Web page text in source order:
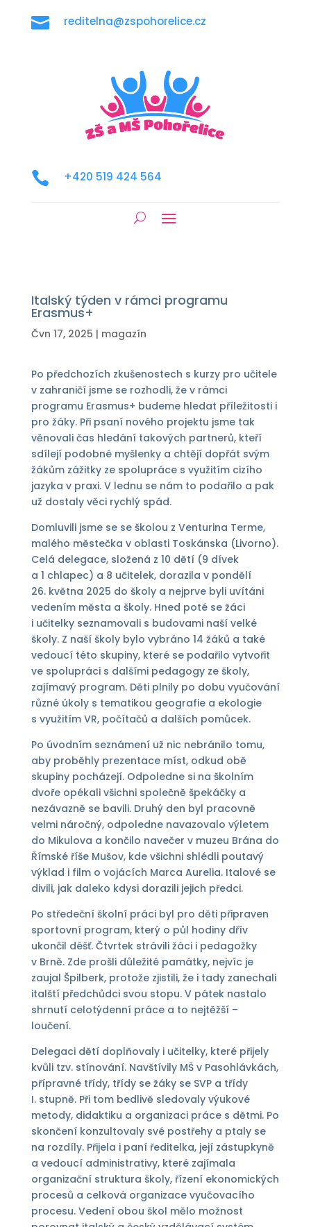
 reditelna@zspohorelice.cz
 +420 519 424 564
Italský týden v rámci programu
Erasmus+
Čvn 17, 2025 | magazín
Po předchozích zkušenostech s kurzy pro učitele
v zahraničí jsme se rozhodli, že v rámci
programu Erasmus+ budeme hledat příležitosti i
pro žáky. Při psaní nového projektu jsme tak
věnovali čas hledání takových partnerů, kteří
sdílejí podobné myšlenky a chtějí dopřát svým
žákům zážitky ze spolupráce s využitím cizího
jazyka v praxi. V lednu se nám to podařilo a pak
už dostaly věci rychlý spád.
Domluvili jsme se se školou z Venturina Terme,
malého městečka v oblasti Toskánska (Livorno).
Celá delegace, složená z 10 dětí (9 dívek
a 1 chlapec) a 8 učitelek, dorazila v pondělí
26. května 2025 do školy a nejprve byli uvítáni
vedením města a školy. Hned poté se žáci
i učitelky seznamovali s budovami naší velké
školy. Z naší školy bylo vybráno 14 žáků a také
vedoucí této skupiny, které se podařilo vytvořit
ve spolupráci s dalšími pedagogy ze školy,
zajímavý program. Děti plnily po dobu vyučování
různé úkoly s tematikou geografie a ekologie
s využitím VR, počítačů a dalších pomůcek.
Po úvodním seznámení už nic nebránilo tomu,
aby proběhly prezentace míst, odkud obě
skupiny pocházejí. Odpoledne si na školním
dvoře opékali všichni společně špekáčky a
nezávazně se bavili. Druhý den byl pracovně
velmi náročný, odpoledne navazovalo výletem
do Mikulova a končilo navečer v muzeu Brána do
Římské říše Mušov, kde všichni shlédli poutavý
výklad i film o vojácích Marca Aurelia. Italové se
divili, jak daleko kdysi dorazili jejich předci.
Po středeční školní práci byl pro děti připraven
sportovní program, který o půl hodiny dřív
ukončil déšť. Čtvrtek strávili žáci i pedagožky
v Brně. Zde prošli důležité památky, nejvíc je
zaujal Špilberk, protože zjistili, že i tady zanechali
italští předchůdci svou stopu. V pátek nastalo
shrnutí celotýdenní práce a to nejtěžší –
loučení.
Delegaci dětí doplňovaly i učitelky, které přijely
kvůli tzv. stínování. Navštívily MŠ v Pasohlávkách,
přípravné třídy, třídy se žáky se SVP a třídy
I. stupně. Při tom bedlivě sledovaly výukové
metody, didaktiku a organizaci práce s dětmi. Po
skončení konzultovaly své postřehy a ptaly se
na rozdíly. Přijela i paní ředitelka, její zástupkyně
a vedoucí administrativy, které zajímala
organizační struktura školy, řízení ekonomických
procesů a celková organizace vyučovacího
procesu. Vedení obou škol mělo možnost